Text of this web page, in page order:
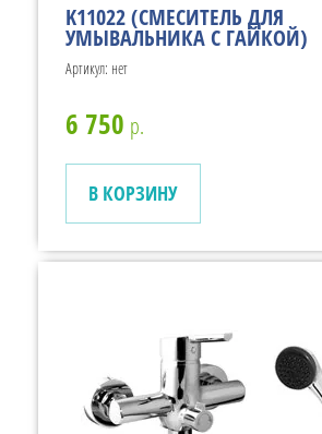
K11022 (СМЕСИТЕЛЬ ДЛЯ
УМЫВАЛЬНИКА С ГАЙКОЙ)
Артикул: нет
6 750 р.
В КОРЗИНУ